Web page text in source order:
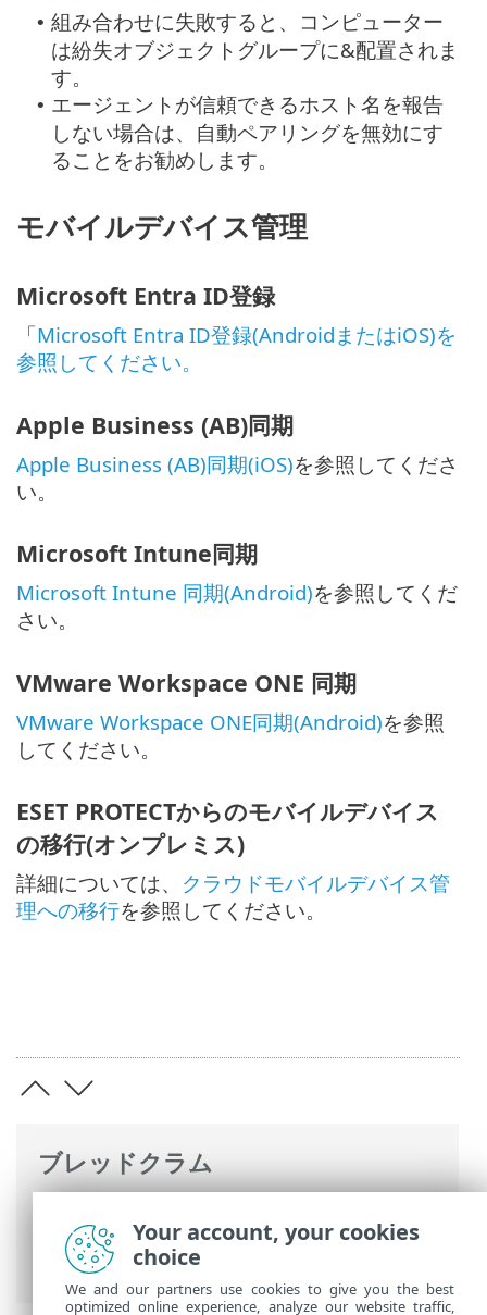
ブレッドクラム
ESET PROTECTの使用>ESET PROTECT メ
インメニュー>詳細
• 組み合わせに失敗すると、コンピューター
は紛失オブジェクトグループに&配置されま
す。
• エージェントが信頼できるホスト名を報告
しない場合は、自動ペアリングを無効にす
ることをお勧めします。
モバイルデバイス管理
Microsoft Entra ID登録
「Microsoft Entra ID登録(AndroidまたはiOS)を
参照してください。
Apple Business (AB)同期
Apple Business (AB)同期(iOS)を参照してくださ
い。
Microsoft Intune同期
Microsoft Intune 同期(Android)を参照してくだ
さい。
VMware Workspace ONE 同期
VMware Workspace ONE同期(Android)を参照
してください。
ESET PROTECTからのモバイルデバイス
の移行(オンプレミス)
詳細については、 クラウドモバイルデバイス管
理への移行を参照してください。
Your account, your cookies
choice
We and our partners use cookies to give you the best
optimized online experience, analyze our website traffic,